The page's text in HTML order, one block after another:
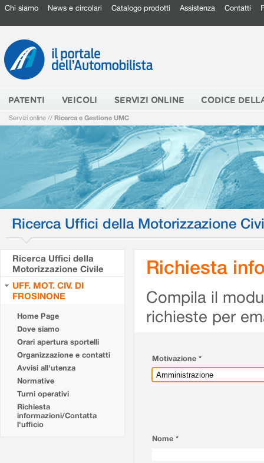
Chi siamo News e circolari Catalogo prodotti Assistenza Contatti
PATENTI VEICOLI SERVIZI ONLINE CODICE
Servizi online // Ricerca e Gestione UMC
Ricerca Uffici della Motorizzazione
Ricerca Uffici della
Motorizzazione Civile
UFF. MOT. CIV. DI
FROSINONE
Home Page
Dove siamo
Orari apertura sportelli
Organizzazione e contatti
Avvisi all'utenza
Normative
Turni operativi
Richiesta
informazioni/Contatta
l'ufficio
Richiesta
Compila il
richieste per
Motivazione *
Nome *